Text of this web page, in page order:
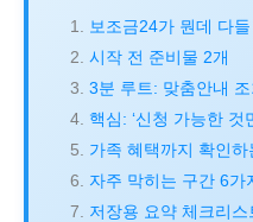
보조금24가 뭔데 다
시작 전 준비물 2개
3분 루트: 맞춤안내 조
핵심: ‘신청 가능한 것
가족 혜택까지 확인하
자주 막히는 구간 6가
저장용 요약 체크리스